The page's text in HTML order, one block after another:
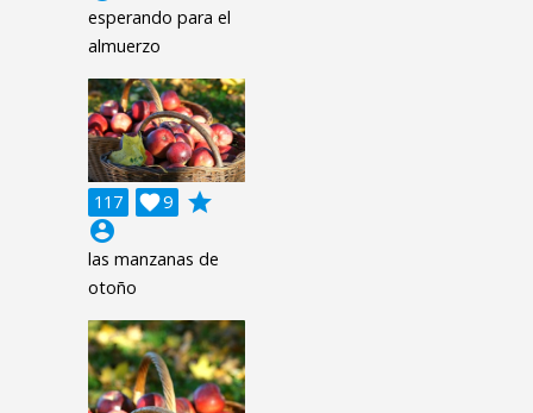
esperando para el
almuerzo
117 9

grade
account_circle
las manzanas de
otoño